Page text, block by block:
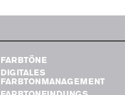
FARBTÖNE
DIGITALES
FARBTONMANAGEMENT